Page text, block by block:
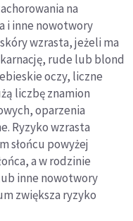
na
i inne nowotwory
wzrasta, jeżeli ma
karnację, rude lub blond
oczy, liczne
liczbę znamion
oparzenia
Ryzyko wzrasta
słońcu powyżej
a w rodzinie
inne nowotwory
zwiększa ryzyko